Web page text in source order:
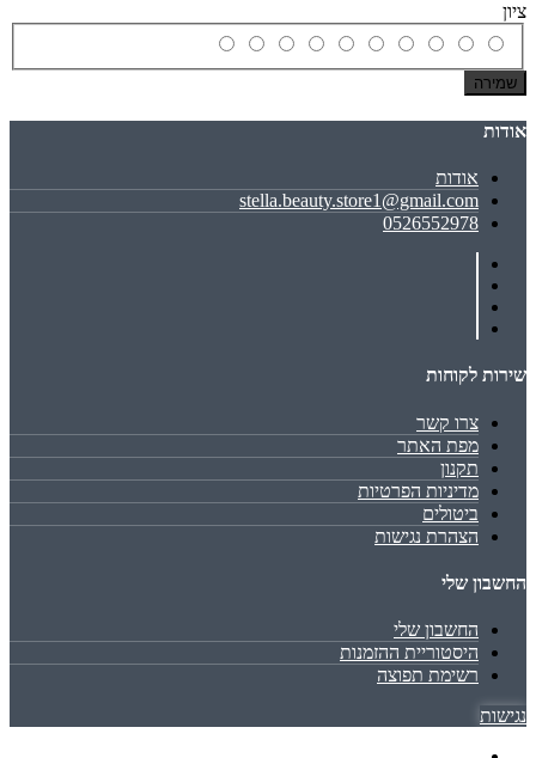
ציון
שמירה
אודות
אודות
stella.beauty.store1@gmail.com
0526552978
שירות לקוחות
צרו קשר
מפת האתר
תקנון
מדיניות הפרטיות
ביטולים
הצהרת נגישות
החשבון שלי
החשבון שלי
היסטוריית ההזמנות
רשימת תפוצה
נגישות